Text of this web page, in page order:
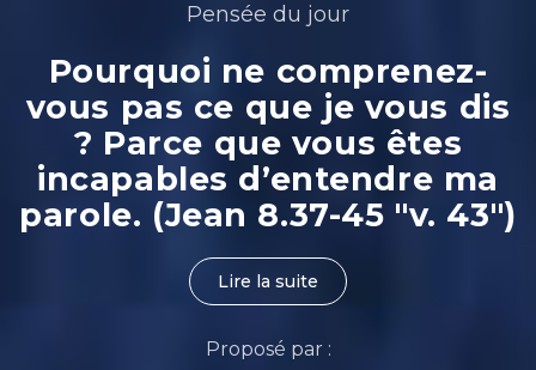
Pensée du jour
Pourquoi ne comprenez-
vous pas ce que je vous dis
? Parce que vous êtes
incapables d’entendre ma
parole. (Jean 8.37-45 "v. 43")
Lire la suite
Proposé par :